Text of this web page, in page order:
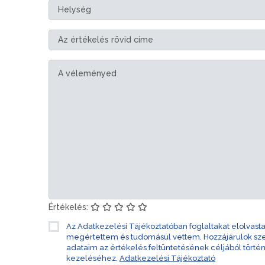
Értékelés:
Az Adatkezelési Tájékoztatóban foglaltakat
megértettem és tudomásul vettem. Hozzájárulok
adataim az értékelés feltüntetésének céljából
kezeléséhez. Adatkezelési Tájékoztató